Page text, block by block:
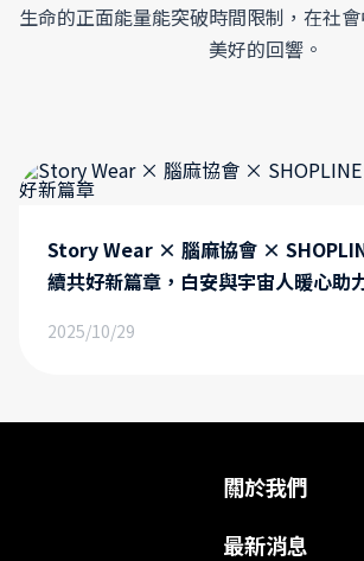
生命的正面能量能突破時間限制，在社
美好的回響。
Story Wear × 腦麻協會 ×
續共好新篇章，白安與宇宙人暖心助
化、場景複雜化、行銷精準度下降等
自己手中。」紅門互動夥伴關係資深
表示，紅門互動為台灣首批自行研發
平台的數據公司，更是深知數據黑金
2025/10/29
關於我們
最新消息